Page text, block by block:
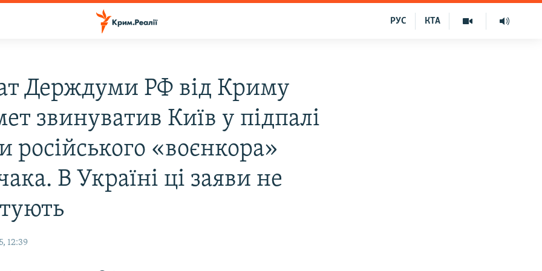
КТА
РУС
Держдуми РФ від Криму
звинуватив Київ у підпалі
російського «воєнкора»
В Україні ці заяви не
12:39